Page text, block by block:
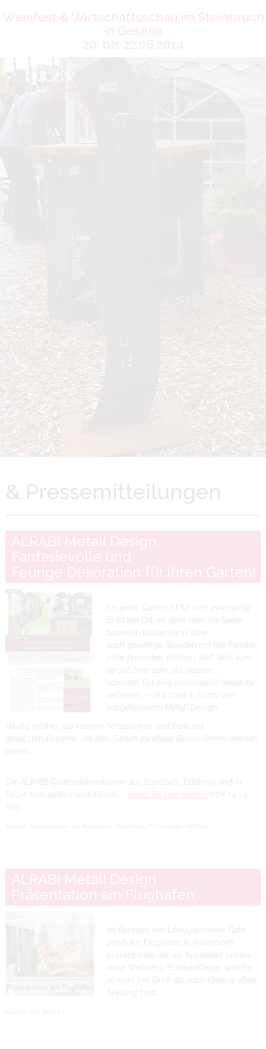
Weinfest & Wirtschaftsschau im Steinbruch
in Geseke
20. bis 22.06.2014
& Pressemitteilungen
ALRABI Metall Design
Fantasievolle und
Feurige Dekoration für Ihren Garten!
Ein jeder Garten ist für sich einzigartig.
Er ist ein Ort, an dem man die Seele
baumeln lassen kann, aber
auch gesellige Stunden mit der Familie
oder Freunden erleben darf. Was kann
da schöner sein, als diesem
schönen Ort eine individuelle Seele zu
verleihen – und zwar in Form von
ausgefallenem Metall Design.
Häufig sind es die kleinen Accessoires und bewusst
gesetzten Akzente, die den Garten zu etwas Besonderem werden
Die ALRABI Gartendekorationen aus Edelstahl, Edelrost und in
Farbe sind zeitlos und stilvoll ... lesen Sie hier weiter!
(Quelle: Stadtmagazin für Paderborn "HochGlanz" / Ausgabe 08/2014)
ALRABI Metall Design
Präsentation am Flughafen
Im Rahmen der Lifestylemesse Gate
20|16 am Flughafen in Paderborn
präsentierten wir als Aussteller unsere
sowohl bei Groß als auch Klein großen
Anklang fand.
(Quelle: Der Patriot )